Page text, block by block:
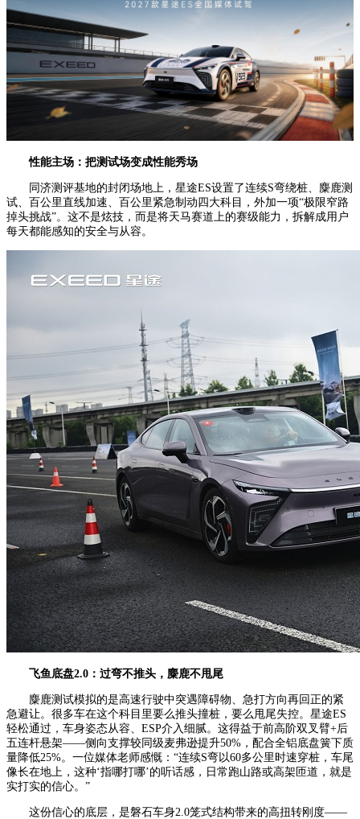
性能主场： 把测试场变成性能秀场
同济测评基地的封闭场地上，星途ES设置了连续S弯绕桩、麋鹿测
试、百公里直线加速、百公里紧急制动四大科目，外加一项“极限窄路
掉头挑战”。这不是炫技，而是将天马赛道上的赛级能力，拆解成用户
每天都能感知的安全与从容。
飞鱼底盘2.0： 过弯不推头，麋鹿不甩尾
麋鹿测试模拟的是高速行驶中突遇障碍物、急打方向再回正的紧
急避让。很多车在这个科目里要么推头撞桩，要么甩尾失控。星途ES
轻松通过，车身姿态从容、ESP介入细腻。这得益于前高阶双叉臂+后
五连杆悬架——侧向支撑较同级麦弗逊提升50%，配合全铝底盘簧下质
量降低25%。一位媒体老师感慨：“连续S弯以60多公里时速穿桩，车尾
像长在地上，这种‘指哪打哪’的听话感，日常跑山路或高架匝道，就是
实打实的信心。”
这份信心的底层，是磐石车身2.0笼式结构带来的高扭转刚度——